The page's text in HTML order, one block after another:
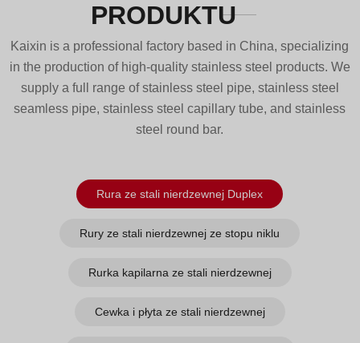
Czech
Greek
Hindi
Japanese
Italian
Spanish (Colombia)
Estonian
PRODUKTU
Kaixin is a professional factory based in China, specializing
in the production of high-quality stainless steel products. We
supply a full range of stainless steel pipe, stainless steel
seamless pipe, stainless steel capillary tube, and stainless
steel round bar.
Rura ze stali nierdzewnej Duplex
Rury ze stali nierdzewnej ze stopu niklu
Rurka kapilarna ze stali nierdzewnej
Cewka i płyta ze stali nierdzewnej